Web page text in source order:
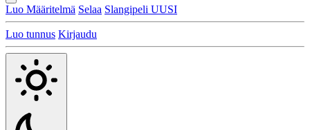
Luo Määritelmä Selaa Slangipeli UUSI
Luo tunnus Kirjaudu